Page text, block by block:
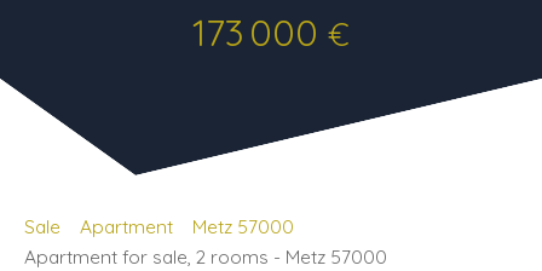
173 000 €
Sale Apartment
Metz 57000
Apartment for sale, 2 rooms - Metz 57000